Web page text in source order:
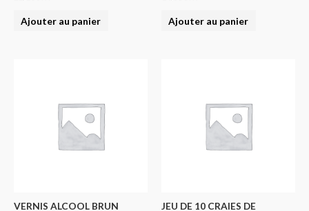
Ajouter au panier Ajouter au panier
VERNIS ALCOOL BRUN
JEU DE 10 CRAIES DE